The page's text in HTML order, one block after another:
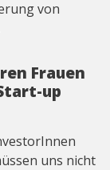
von
Frauen
up
uns nicht